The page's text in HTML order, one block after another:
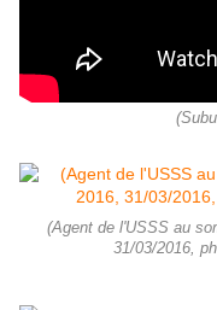
(Agent de l'USSS au
31/03/2016,